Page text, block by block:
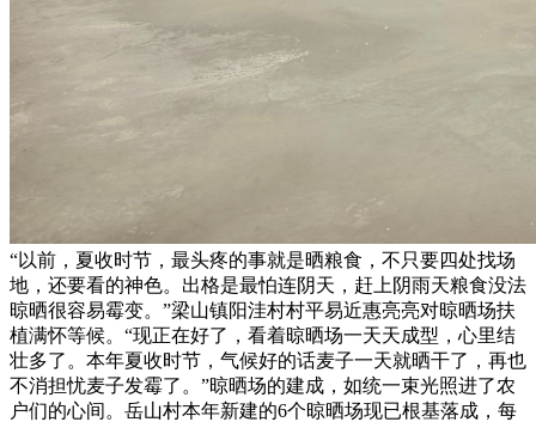
“以前，夏收时节，最头疼的事就是晒粮食，不只要四处找场
地，还要看的神色。出格是最怕连阴天，赶上阴雨天粮食没法
晾晒很容易霉变。”梁山镇阳洼村村平易近惠亮亮对晾晒场扶
植满怀等候。“现正在好了，看着晾晒场一天天成型，心里结
壮多了。本年夏收时节，气候好的话麦子一天就晒干了，再也
不消担忧麦子发霉了。”晾晒场的建成，如统一束光照进了农
户们的心间。岳山村本年新建的6个晾晒场现已根基落成，每